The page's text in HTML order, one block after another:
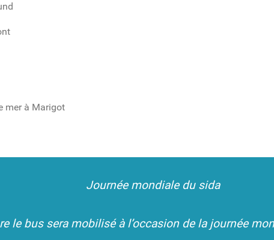
mer à Marigot
Journée mondiale du sida
le bus sera mobilisé à l’occasion de la journée